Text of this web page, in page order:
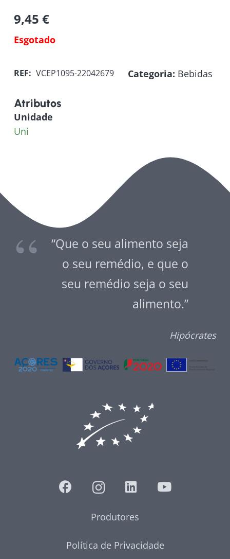
9,45 €
Esgotado
REF: VCEP1095-22042679 Categoria: Bebidas
Atributos
Unidade
Uni
“Que o seu alimento seja
o seu remédio, e que o
seu remédio seja o seu
alimento.”
Hipócrates
Produtores
Política de Privacidade